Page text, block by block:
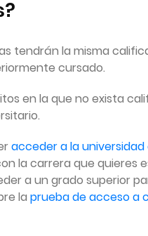
tendrán la misma
cursado.
en la que no exista
acceder a la universidad
la carrera que quieres
a un grado superior
la prueba de acceso a